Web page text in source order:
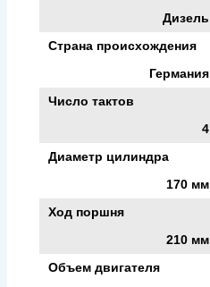
Дизель
Страна происхождения
Германия
Число тактов
4
Диаметр цилиндра
170 мм
Ход поршня
210 мм
Объем двигателя